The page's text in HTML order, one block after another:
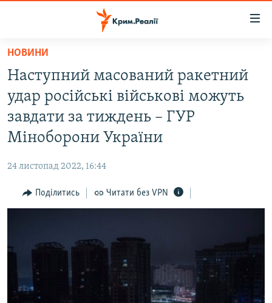
Перейти
основного
матеріалу
Перейти
до
основної
Перейти
пошуку
ВОДА.КРИМ
ВІДЕО ТА ФОТО
ПОЛІТИКА
ІНТЕРВ'Ю
СПЕЦПРОЕКТИ
ДЕПОРТАЦІЯ
ВІДЕОУРОКИ «ELIFBE»
ЯК ОБІЙТИ БЛОКУВАННЯ
Русский
НОВИНИ
Наступний масований ракетний
удар російські військові можуть
завдати за тиждень – ГУР
Міноборони України
24 листопад 2022, 16:44
Поділитись Читати без VPN